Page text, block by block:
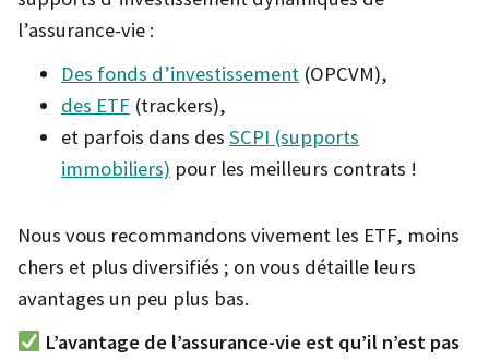
l’assurance-vie :
Des fonds d’investissement (OPCVM),
des ETF (trackers),
et parfois dans des SCPI (supports
immobiliers) pour les meilleurs contrats !
Nous vous recommandons vivement les ETF, moins
chers et plus diversifiés ; on vous détaille leurs
avantages un peu plus bas.
L’avantage de l’assurance-vie est qu’il n’est pas